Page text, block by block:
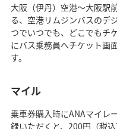
大阪（伊丹）空港～大阪駅
る、空港リムジンバスのデ
つでいつでも、どこでもチ
にバス乗務員へチケット画
す。
マイル
乗車券購入時にANAマイレ
録いただくと、200円（税